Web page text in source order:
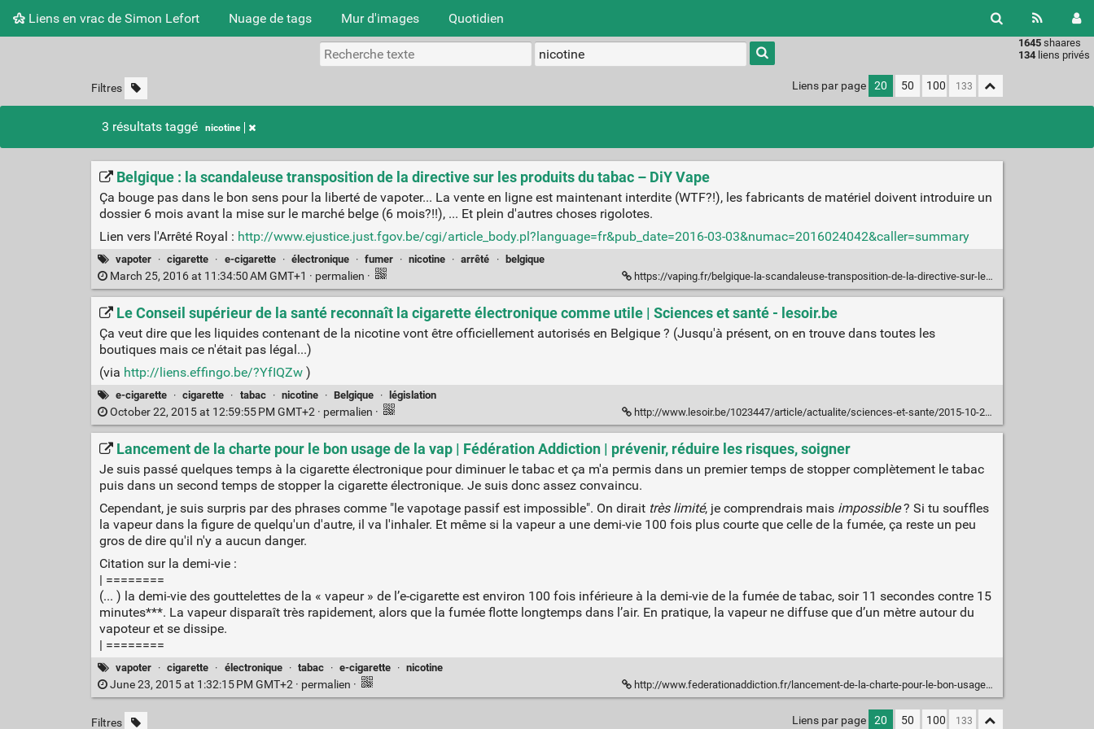
Liens en vrac de Simon Lefort Nuage de tags Mur d'images Quotidien
1645 shaares
134 liens privés
Type 1 or
more
characters
results.
Filtres Liens par page 20 50 100
3 résultats taggé nicotine
Belgique : la scandaleuse transposition de la directive sur les produits du tabac – DiY Vape
Ça bouge pas dans le bon sens pour la liberté de vapoter... La vente en ligne est maintenant interdite (WTF?!), les fabricants de matériel doivent introduire un
dossier 6 mois avant la mise sur le marché belge (6 mois?!!), ... Et plein d'autres choses rigolotes.
Lien vers l'Arrêté Royal : http://www.ejustice.just.fgov.be/cgi/article_body.pl?language=fr&pub_date=2016-03-03&numac=2016024042&caller=summary
vapoter · cigarette · e-cigarette · électronique · fumer · nicotine · arrêté · belgique
March 25, 2016 at 11:34:50 AM GMT+1 · permalien · https://vaping.fr/belgique-la-scandaleuse-transposition-de-la-directive-sur-les-produits-du-tabac/
Le Conseil supérieur de la santé reconnaît la cigarette électronique comme utile | Sciences et santé - lesoir.be
Ça veut dire que les liquides contenant de la nicotine vont être officiellement autorisés en Belgique ? (Jusqu'à présent, on en trouve dans toutes les
boutiques mais ce n'était pas légal...)
(via http://liens.effingo.be/?YfIQZw)
e-cigarette · cigarette · tabac · nicotine · Belgique · législation
October 22, 2015 at 12:59:55 PM GMT+2 · permalien · http://www.lesoir.be/1023447/article/actualite/sciences-et-sante/2015-10-22/conseil-superieur-sante-reconnait-cigarette-electronique-comme-utile
Lancement de la charte pour le bon usage de la vap | Fédération Addiction | prévenir, réduire les risques, soigner
Je suis passé quelques temps à la cigarette électronique pour diminuer le tabac et ça m'a permis dans un premier temps de stopper complètement le tabac
puis dans un second temps de stopper la cigarette électronique. Je suis donc assez convaincu.
Cependant, je suis surpris par des phrases comme "le vapotage passif est impossible". On dirait très limité, je comprendrais mais impossible? Si tu souffles
la vapeur dans la figure de quelqu'un d'autre, il va l'inhaler. Et même si la vapeur a une demi-vie 100 fois plus courte que celle de la fumée, ça reste un peu
gros de dire qu'il n'y a aucun danger.
Citation sur la demi-vie :
| ========
(... ) la demi-vie des gouttelettes de la « vapeur » de l’e-cigarette est environ 100 fois inférieure à la demi-vie de la fumée de tabac, soir 11 secondes contre 15
minutes***. La vapeur disparaît très rapidement, alors que la fumée flotte longtemps dans l’air. En pratique, la vapeur ne diffuse que d’un mètre autour du
vapoteur et se dissipe.
| ========
vapoter · cigarette · électronique · tabac · e-cigarette · nicotine
June 23, 2015 at 1:32:15 PM GMT+2 · permalien · http://www.federationaddiction.fr/lancement-de-la-charte-pour-le-bon-usage-de-la-vap/
Filtres Liens par page 20 50 100